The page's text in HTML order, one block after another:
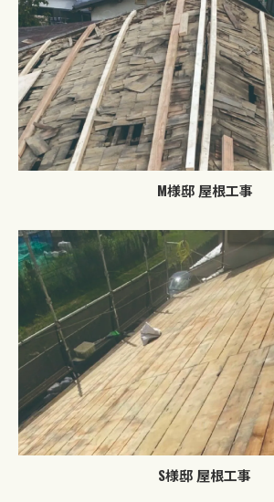
M様邸 屋根工事
S様邸 屋根工事
お問い合わせはこちら